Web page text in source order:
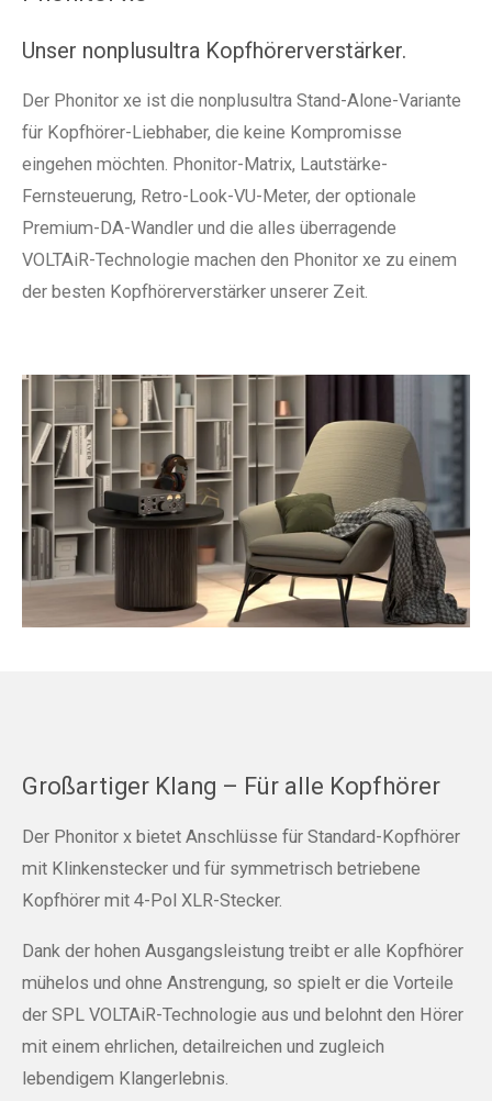
Unser nonplusultra Kopfhörerverstärker.
Der Phonitor xe ist die nonplusultra Stand-Alone-Variante
für Kopfhörer-Liebhaber, die keine Kompromisse
eingehen möchten. Phonitor-Matrix, Lautstärke-
Fernsteuerung, Retro-Look-VU-Meter, der optionale
Premium-DA-Wandler und die alles überragende
VOLTAiR-Technologie machen den Phonitor xe zu einem
der besten Kopfhörerverstärker unserer Zeit.
Großartiger Klang – Für alle Kopfhörer
Der Phonitor x bietet Anschlüsse für Standard-Kopfhörer
mit Klinkenstecker und für symmetrisch betriebene
Kopfhörer mit 4-Pol XLR-Stecker.
Dank der hohen Ausgangsleistung treibt er alle Kopfhörer
mühelos und ohne Anstrengung, so spielt er die Vorteile
der SPL VOLTAiR-Technologie aus und belohnt den Hörer
mit einem ehrlichen, detailreichen und zugleich
lebendigem Klangerlebnis.